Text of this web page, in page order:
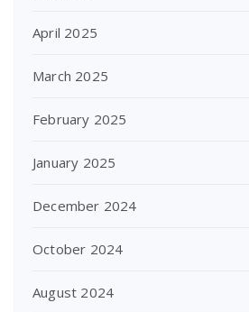
April 2025
March 2025
February 2025
January 2025
December 2024
October 2024
August 2024